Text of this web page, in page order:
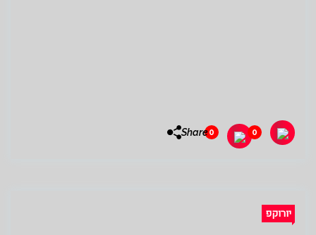
0
0
Share
יורוקפ